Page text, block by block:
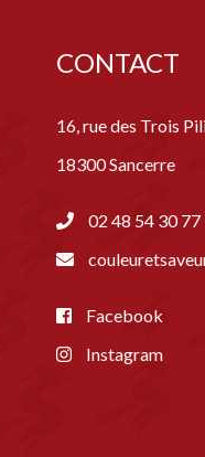
CONTACT
16, rue des Trois
18300 Sancerre
02 48 54 30 77
Facebook
Instagram